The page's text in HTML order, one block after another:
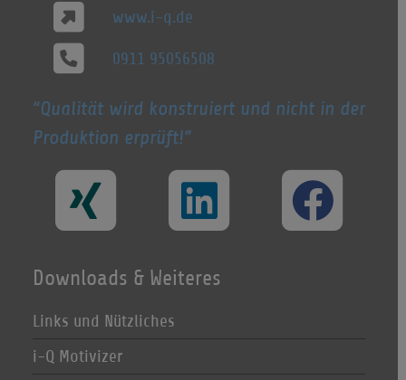
www.i-q.de
0911 95056508
Qualität wird konstruiert und nicht in der
Produktion erprüft!
Downloads & Weiteres
Links und Nützliches
i-Q Motivizer